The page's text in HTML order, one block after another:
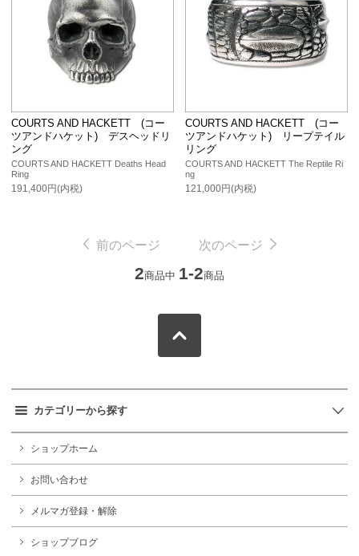
COURTS AND HACKETT (コー
ツアンドハケット) デスヘッドリ
ング
COURTS AND HACKETT Deaths Head
Ring
191,400円(内税)
COURTS AND HACKETT (コー
ツアンドハケット) リープテイル
リング
COURTS AND HACKETT The Reptile Ri
ng
121,000円(内税)
前のページ 次のページ
2商品中 1-2商品
カテゴリーから探す
ショップホーム
お問い合わせ
メルマガ登録・解除
ショップブログ